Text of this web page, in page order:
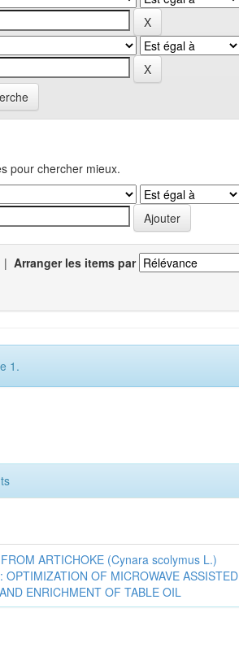
pour chercher mieux.
| Arranger les items par
1.
ARTICHOKE (Cynara scolymus L.)
OPTIMIZATION OF MICROWAVE ASSISTED
ENRICHMENT OF TABLE OIL